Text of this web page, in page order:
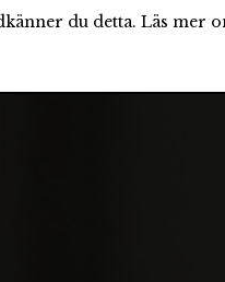
du detta. Läs mer